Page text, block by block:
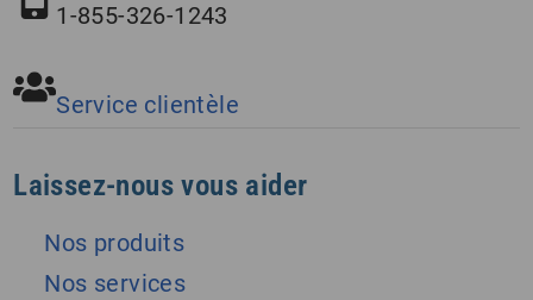
1-855-326-1243
Service clientèle
Laissez-nous vous aider
Nos produits
Nos services